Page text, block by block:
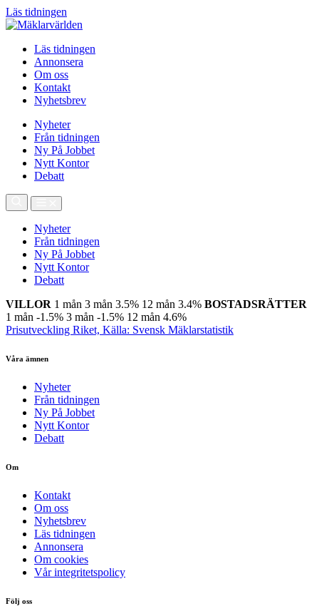
Läs tidningen
Läs tidningen
Annonsera
Om oss
Kontakt
Nyhetsbrev
Nyheter
Från tidningen
Ny På Jobbet
Nytt Kontor
Debatt
Nyheter
Från tidningen
Ny På Jobbet
Nytt Kontor
Debatt
VILLOR 1 mån 3 mån 3.5% 12 mån 3.4% BOSTADSRÄTTER
1 mån -1.5% 3 mån -1.5% 12 mån 4.6%
Prisutveckling Riket, Källa: Svensk Mäklarstatistik
Våra ämnen
Nyheter
Från tidningen
Ny På Jobbet
Nytt Kontor
Debatt
Om
Kontakt
Om oss
Nyhetsbrev
Läs tidningen
Annonsera
Om cookies
Vår integritetspolicy
Följ oss